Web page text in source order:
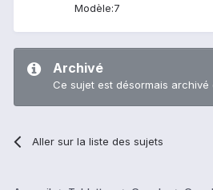
Modèle:7
Archivé
Ce sujet est désormais
Aller sur la liste des sujets